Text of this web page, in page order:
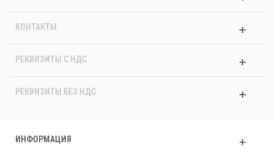
КОНТАКТЫ
РЕКВИЗИТЫ C НДС
РЕКВИЗИТЫ БЕЗ НДС
ИНФОРМАЦИЯ